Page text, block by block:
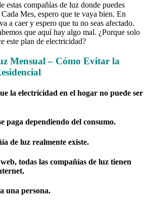
estas compañías de luz donde puedes
Mes, espero que te vaya bien. En
a caer y espero que tu no seas afectado.
que aquí hay algo mal. ¿Porque solo
este plan de electricidad?
Mensual – Cómo Evitar la
la electricidad en el hogar no puede ser
paga dependiendo del consumo.
de luz realmente existe.
todas las compañías de luz tienen
una persona.